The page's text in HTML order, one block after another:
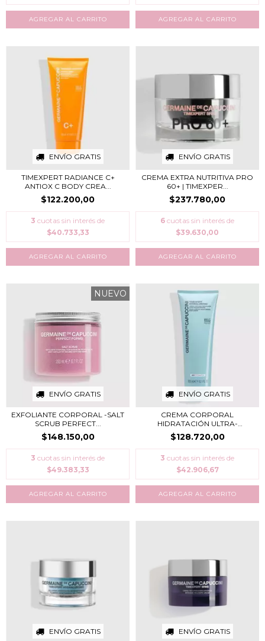
ENVÍO GRATIS
TIMEXPERT RADIANCE C+
ANTIOX C BODY CREA...
$122.200,00
3 cuotas sin interés de
$40.733,33
ENVÍO GRATIS
CREMA EXTRA NUTRITIVA PRO
60+ | TIMEXPER...
$237.780,00
6 cuotas sin interés de
$39.630,00
ENVÍO GRATIS
NUEVO
EXFOLIANTE CORPORAL -SALT
SCRUB PERFECT...
$148.150,00
3 cuotas sin interés de
$49.383,33
ENVÍO GRATIS
CREMA CORPORAL
HIDRATACIÓN ULTRA-
RECONFO...
$128.720,00
3 cuotas sin interés de
$42.906,67
ENVÍO GRATIS ENVÍO GRATIS